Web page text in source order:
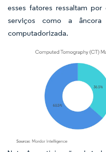
esses fatores ressaltam
serviços como a
computadorizada.